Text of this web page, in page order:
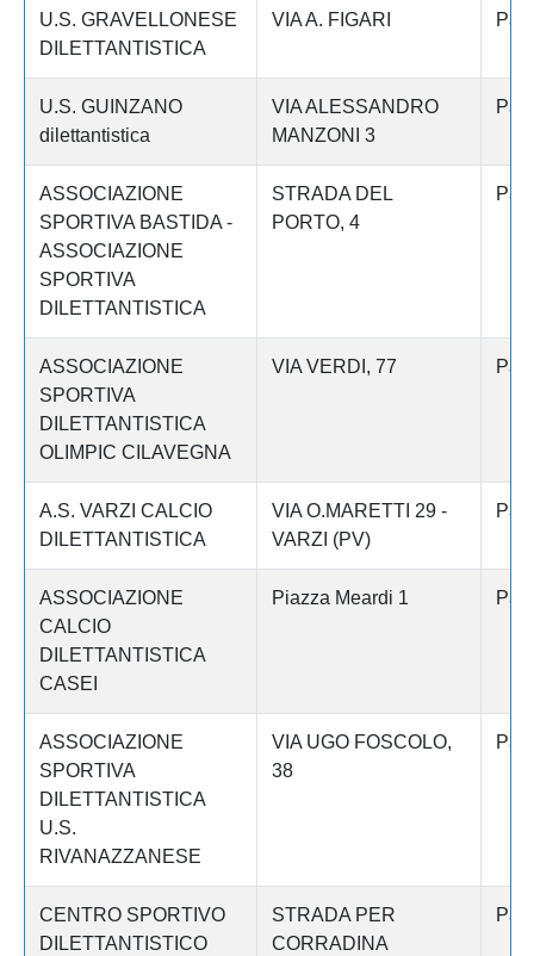
U.S. GRAVELLONESE
DILETTANTISTICA
VIA A. FIGARI
U.S. GUINZANO
dilettantistica
VIA ALESSANDRO
MANZONI 3
ASSOCIAZIONE
SPORTIVA BASTIDA -
ASSOCIAZIONE
SPORTIVA
DILETTANTISTICA
STRADA DEL
PORTO, 4
ASSOCIAZIONE
SPORTIVA
DILETTANTISTICA
OLIMPIC CILAVEGNA
VIA VERDI, 77
A.S. VARZI CALCIO
DILETTANTISTICA
VIA O.MARETTI 29 -
VARZI (PV)
ASSOCIAZIONE
CALCIO
DILETTANTISTICA
CASEI
Piazza Meardi 1
ASSOCIAZIONE
SPORTIVA
DILETTANTISTICA
U.S.
RIVANAZZANESE
VIA UGO FOSCOLO,
38
CENTRO SPORTIVO
DILETTANTISTICO
STRADA PER
CORRADINA